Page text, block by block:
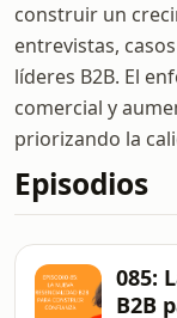
construir un
entrevistas,
líderes B2B. El
comercial y
priorizando la
Episodios
085:
B2B